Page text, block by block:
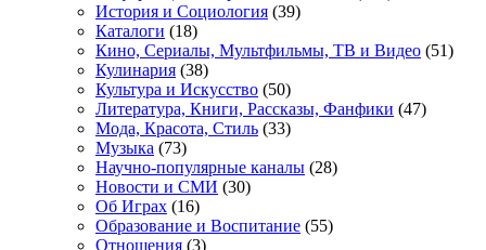
История и Социология (39)
Каталоги (18)
Кино, Сериалы, Мультфильмы, ТВ и Видео (51)
Кулинария (38)
Культура и Искусство (50)
Литература, Книги, Рассказы, Фанфики (47)
Мода, Красота, Стиль (33)
Музыка (73)
Научно-популярные каналы (28)
Новости и СМИ (30)
Об Играх (16)
Образование и Воспитание (55)
Отношения (3)